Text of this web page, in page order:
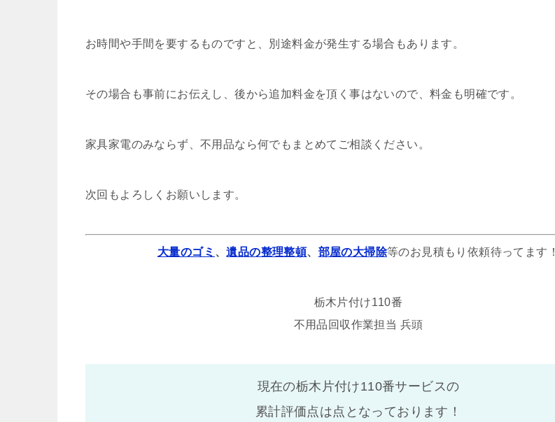
お時間や手間を要するものですと、別途料金が発生する場合もあります。
その場合も事前にお伝えし、後から追加料金を頂く事はないので、料金も明確です。
家具家電のみならず、不用品なら何でもまとめてご相談ください。
次回もよろしくお願いします。
大量のゴミ 、遺品の整理整頓、 部屋の大掃除等のお見積もり依頼待ってます！
栃木片付け110番
不用品回収作業担当 兵頭
現在の栃木片付け110番サービスの
累計評価点は点となっております！